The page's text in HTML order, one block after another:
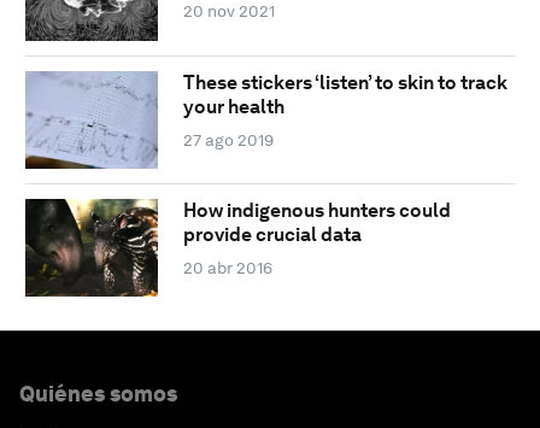
20 nov 2021
These stickers ‘listen’ to skin to track
your health
27 ago 2019
How indigenous hunters could
provide crucial data
20 abr 2016
Quiénes somos